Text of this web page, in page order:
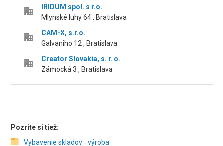
IRIDUM spol. s r.o.
Mlynské luhy 64 , Bratislava
CAM-X, s.r.o.
Galvaniho 12 , Bratislava
Creator Slovakia, s. r. o.
Zámocká 3 , Bratislava
Pozrite si tiež:
Vybavenie skladov ‑ výroba